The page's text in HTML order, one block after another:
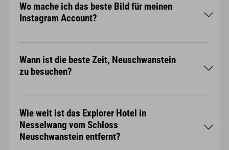
online
Wo mache ich das beste Bild für meinen
Instagram Account?
Wann ist die beste Zeit, Neuschwanstein
zu besuchen?
Wie weit ist das Explorer Hotel in
Nesselwang vom Schloss
Neuschwanstein entfernt?